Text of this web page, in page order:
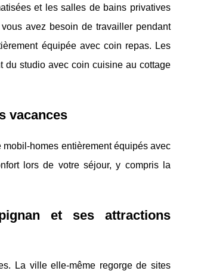
et les salles de bains privatives
avez besoin de travailler pendant
équipée avec coin repas. Les
du studio avec coin cuisine au cottage
vacances
homes entièrement équipés avec
lors de votre séjour, y compris la
et ses attractions
La ville elle-même regorge de sites